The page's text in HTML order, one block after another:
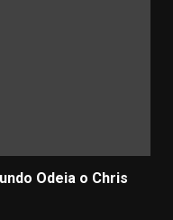
Odeia o Chris